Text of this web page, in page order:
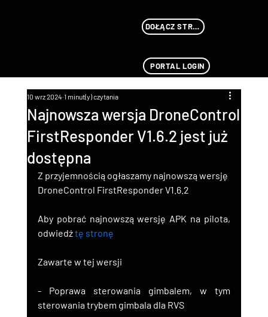
DOŁĄCZ STREAMU
PORTAL LOGIN
Najnowsza wersja DroneControl
FirstResponder V1.6.2 jest już
dostępna
10 wrz 2024 1 minut(y) czytania
Z przyjemnością ogłaszamy najnowszą wersję
DroneControl FirstResponder V1.6.2
Aby pobrać najnowszą wersję APK na pilota,
odwiedźtę stronę
Zawarte w tej wersji
- Poprawa sterowania gimbalem, w tym
sterowania trybem gimbala dla RVS